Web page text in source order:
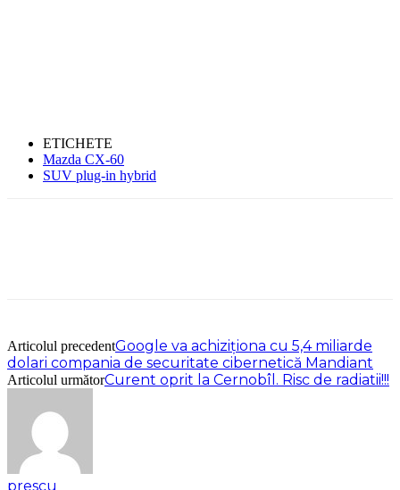
ETICHETE
Mazda CX-60
SUV plug-in hybrid
Articolul precedentGoogle va achiziționa cu 5,4 miliarde
dolari compania de securitate cibernetică Mandiant
Articolul următorCurent oprit la Cernobîl. Risc de radiatii!!!
prescu